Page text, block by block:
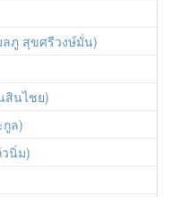
ลภู สุขศรีวงษ์มั่น)
สินไชย)
กูล)
นิ่ม)